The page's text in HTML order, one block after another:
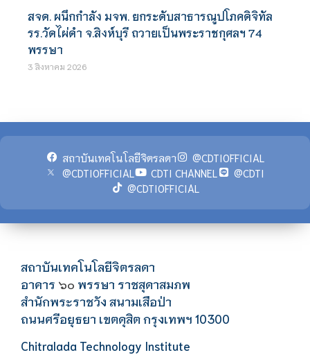
สจด. ผนึกกำลัง มจพ. ยกระดับสาธารณูปโภคดิจิทัล
รร.วัดไผ่ดำ จ.สิงห์บุรี ถวายเป็นพระราชกุศลฯ 74
พรรษา
3 สิงหาคม 2026
สถาบันเทคโนโลยีจิตรลดา
@CDTIOFFICIAL
@CDTIOFFICIAL
CDTI CHANNEL
@CDTI
@CDTIOFFICIAL
สถาบันเทคโนโลยีจิตรลดา
อาคาร ๖๐ พรรษา ราชสุดาสมภพ
สำนักพระราชวัง สนามเสือป่า
ถนนศรีอยุธยา เขตดุสิต กรุงเทพฯ 10300
Chitralada Technology Institute